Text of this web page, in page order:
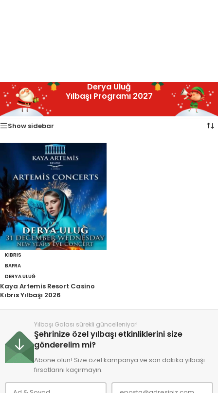
Derya Uluğ
Yılbaşı Programı 2027
Ana Sayfa Sanatçı Tek bir sonuç gösteriliyor
Show sidebar
KIBRIS
BAFRA
DERYA ULUĞ
Kaya Artemis Resort Casino
Kıbrıs Yılbaşı 2026
Yılbaşı Galası sürekli güncelleniyor!
Şehrinize özel yılbaşı etkinliklerini size
gönderelim mi?
Abone olun! Size özel kampanya ve son dakika yılbaşı
fırsatlarını kaçırmayın.